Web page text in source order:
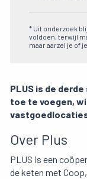
* Uit onderzoek
voldoen, terwijl
maar aarzel je of
PLUS is de
toe te voegen,
Over Plus
PLUS is een
de keten met